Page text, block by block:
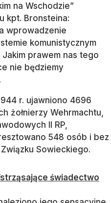
na Wschodzie”
kpt. Bronsteina:
wprowadzenie
komunistycznym
prawem nas tego
nie będziemy
r. ujawniono 4696
żołnierzy Wehrmachtu,
II RP,
548 osób i bez
Sowieckiego.
świadectwo